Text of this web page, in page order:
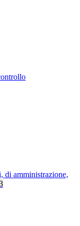
di amministrazione,